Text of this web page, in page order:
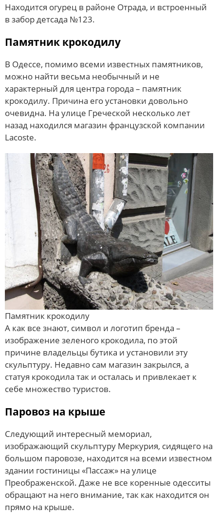
Находится огурец в районе Отрада, и встроенный
в забор детсада №123.
Памятник крокодилу
В Одессе, помимо всеми известных памятников,
можно найти весьма необычный и не
характерный для центра города – памятник
крокодилу. Причина его установки довольно
очевидна. На улице Греческой несколько лет
назад находился магазин французской компании
Lacoste.
Памятник крокодилу
А как все знают, символ и логотип бренда –
изображение зеленого крокодила, по этой
причине владельцы бутика и установили эту
скульптуру. Недавно сам магазин закрылся, а
статуя крокодила так и осталась и привлекает к
себе множество туристов.
Паровоз на крыше
Следующий интересный мемориал,
изображающий скульптуру Меркурия, сидящего на
большом паровозе, находится на всеми известном
здании гостиницы «Пассаж» на улице
Преображенской. Даже не все коренные одесситы
обращают на него внимание, так как находится он
прямо на крыше.